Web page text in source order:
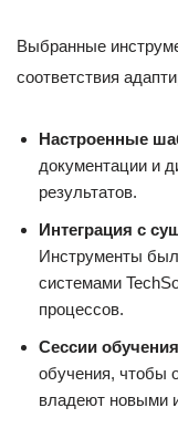
Выбранные
соответствия
Настроенные
документации и
результатов.
Интеграция с
Инструменты
системами
процессов.
Сессии обучения
обучения, чтобы
владеют новыми